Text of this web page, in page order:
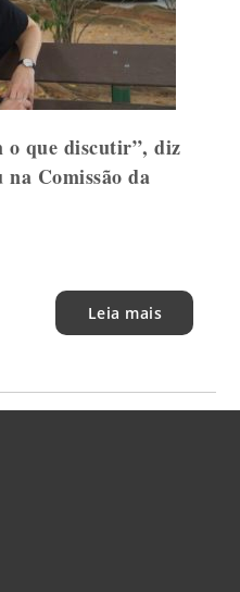
o que discutir”, diz
Comissão da
Leia mais